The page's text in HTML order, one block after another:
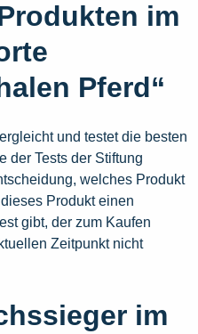
im
Pferd“
und testet die besten
der Tests der Stiftung
welches Produkt
Produkt einen
gibt, der zum Kaufen
Zeitpunkt nicht
im